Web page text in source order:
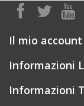
Il mio account
Informazioni
Informazioni